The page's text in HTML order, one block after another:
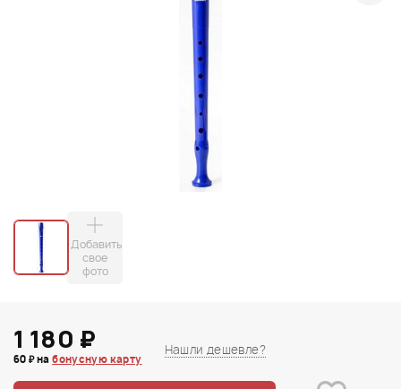
Добавить
свое
фото
1 180 ₽
60 ₽ набонусную карту
Нашли дешевле?